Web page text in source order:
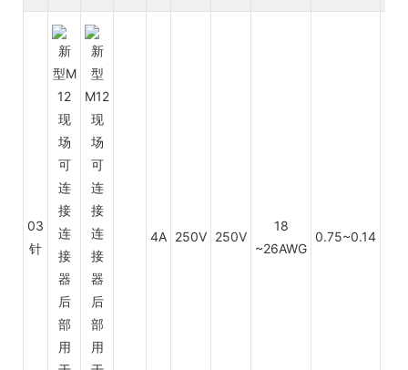
03
针
4A 250V 250V
18
~26AWG
0.75~0.14